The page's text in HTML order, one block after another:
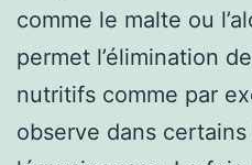
comme le malte ou
permet l’élimination
nutritifs comme par
observe dans